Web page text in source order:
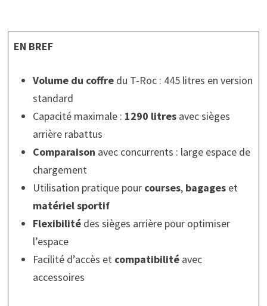
EN BREF
Volume du coffredu T-Roc : 445 litres en version
standard
Capacité maximale : 1290 litresavec sièges
arrière rabattus
Comparaison avec concurrents : large espace de
chargement
Utilisation pratique pour courses, bagageset
matériel sportif
Flexibilitédes sièges arrière pour optimiser
l’espace
Facilité d’accès et compatibilitéavec
accessoires